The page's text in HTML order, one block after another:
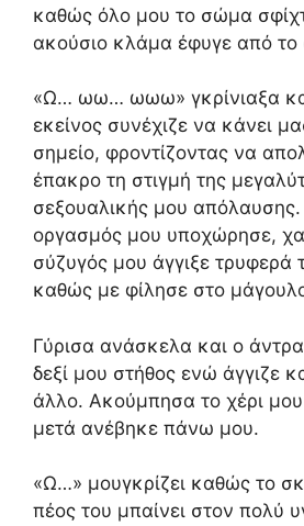
καθώς όλο μου το σώμα
ακούσιο κλάμα έφυγε από
«Ω… ωω… ωωω» γκρίνιαξα
εκείνος συνέχιζε να κάνει
σημείο, φροντίζοντας να
έπακρο τη στιγμή της
σεξουαλικής μου
οργασμός μου υποχώρησε,
σύζυγός μου άγγιξε τρυφερά
καθώς με φίλησε στο
Γύρισα ανάσκελα και ο
δεξί μου στήθος ενώ άγγιζε
άλλο. Ακούμπησα το χέρι μου
μετά ανέβηκε πάνω μου.
«Ω…» μουγκρίζει καθώς το
πέος του μπαίνει στον πολύ